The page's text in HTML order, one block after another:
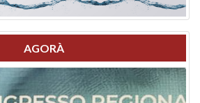
AGORÀ